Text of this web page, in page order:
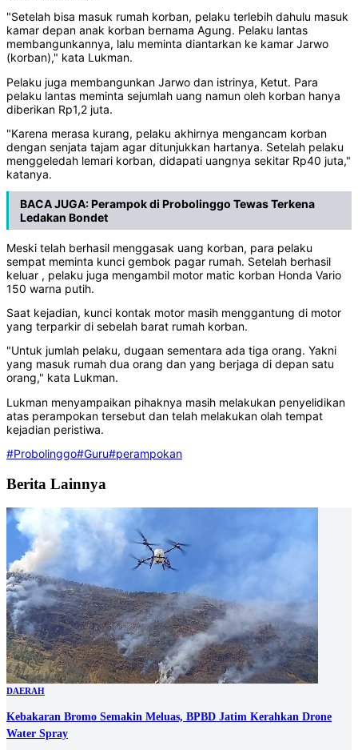
"Setelah bisa masuk rumah korban, pelaku terlebih dahulu masuk
kamar depan anak korban bernama Agung. Pelaku lantas
membangunkannya, lalu meminta diantarkan ke kamar Jarwo
(korban)," kata Lukman.
Pelaku juga membangunkan Jarwo dan istrinya, Ketut. Para
pelaku lantas meminta sejumlah uang namun oleh korban hanya
diberikan Rp1,2 juta.
"Karena merasa kurang, pelaku akhirnya mengancam korban
dengan senjata tajam agar ditunjukkan hartanya. Setelah pelaku
menggeledah lemari korban, didapati uangnya sekitar Rp40 juta,"
katanya.
BACA JUGA:Perampok di Probolinggo Tewas Terkena
Ledakan Bondet
Meski telah berhasil menggasak uang korban, para pelaku
sempat meminta kunci gembok pagar rumah. Setelah berhasil
keluar , pelaku juga mengambil motor matic korban Honda Vario
150 warna putih.
Saat kejadian, kunci kontak motor masih menggantung di motor
yang terparkir di sebelah barat rumah korban.
"Untuk jumlah pelaku, dugaan sementara ada tiga orang. Yakni
yang masuk rumah dua orang dan yang berjaga di depan satu
orang," kata Lukman.
Lukman menyampaikan pihaknya masih melakukan penyelidikan
atas perampokan tersebut dan telah melakukan olah tempat
kejadian peristiwa.
#Probolinggo#Guru#perampokan
Berita Lainnya
DAERAH
Kebakaran Bromo Semakin Meluas, BPBD Jatim Kerahkan Drone
Water Spray